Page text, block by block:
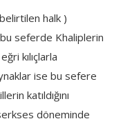
halk )
seferde Khaliplerin
kılıçlarla
ise bu sefere
katıldığını
döneminde